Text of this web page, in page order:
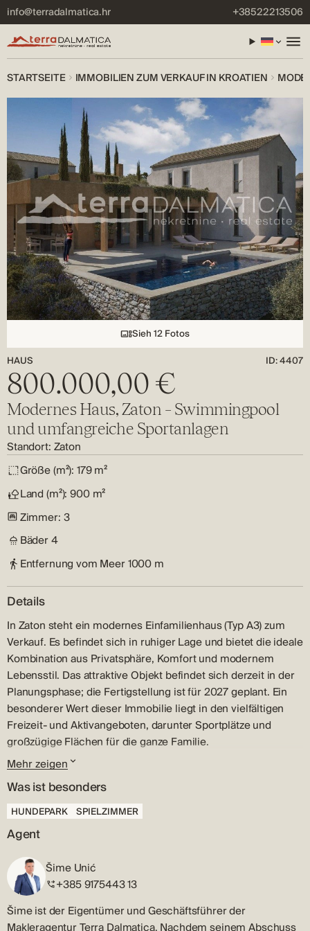
info@terradalmatica.hr +38522213506
STARTSEITE IMMOBILIEN ZUM VERKAUF IN KROATIEN
Sieh 12 Fotos
HAUS
ID: 4407
800.000,00 €
Modernes Haus, Zaton – Swimmingpool
und umfangreiche Sportanlagen
Standort: Zaton
Größe (m²): 179 m²
Land (m²): 900 m²
Zimmer: 3
Bäder4
Entfernung vom Meer1000 m
Details
In Zaton steht ein modernes Einfamilienhaus (Typ A3) zum
Verkauf. Es befindet sich in ruhiger Lage und bietet die ideale
Kombination aus Privatsphäre, Komfort und modernem
Lebensstil. Das attraktive Objekt befindet sich derzeit in der
Planungsphase; die Fertigstellung ist für 2027 geplant. Ein
besonderer Wert dieser Immobilie liegt in den vielfältigen
Freizeit- und Aktivangeboten, darunter Sportplätze und
großzügige Flächen für die ganze Familie.
Zeitplan
Das Haus mit einer Gesamtfläche von 179 m² wurde sorgfältig
geplant, um den Bedürfnissen modernen Wohnens gerecht
zu werden. Im Erdgeschoss befinden sich eine
Eingangshalle, die in einen großzügigen, offenen Wohn-, Ess-
und Küchenbereich führt. Ebenfalls auf dieser Etage liegen
ein Schlafzimmer, ein separater Ruheraum, ein Badezimmer,
ein separates WC, ein Hauswirtschaftsraum und ein
Technikraum. Der Außenbereich des Erdgeschosses wird
durch einen 30 m² großen Swimmingpool, eine 16 m² große
Mehr zeigen
Was ist besonders
HUNDEPARK SPIELZIMMER
Agent
Šime Unić
+385 9175443 13
Šime ist der Eigentümer und Geschäftsführer der